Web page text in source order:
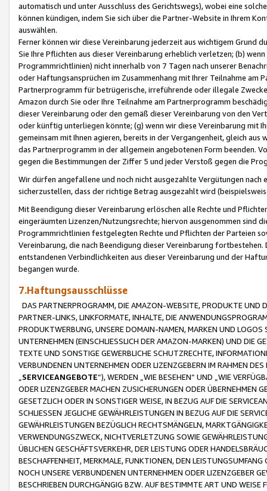
automatisch und unter Ausschluss des Gerichtswegs), wobei eine
können kündigen, indem Sie sich über die Partner-Website in Ihrem
auswählen.
Ferner können wir diese Vereinbarung jederzeit aus wichtigem Grund
Sie Ihre Pflichten aus dieser Vereinbarung erheblich verletzen; (b)
Programmrichtlinien) nicht innerhalb von 7 Tagen nach unserer
oder Haftungsansprüchen im Zusammenhang mit Ihrer Teilnahme am
Partnerprogramm für betrügerische, irreführende oder illegale
Amazon durch Sie oder Ihre Teilnahme am Partnerprogramm
dieser Vereinbarung oder den gemäß dieser Vereinbarung von den
oder künftig unterliegen könnte; (g) wenn wir diese Vereinbarung mit
gemeinsam mit Ihnen agieren, bereits in der Vergangenheit, gleich
das Partnerprogramm in der allgemein angebotenen Form beenden.
gegen die Bestimmungen der Ziffer 5 und jeder Verstoß gegen die
Wir dürfen angefallene und noch nicht ausgezahlte Vergütungen
sicherzustellen, dass der richtige Betrag ausgezahlt wird
Mit Beendigung dieser Vereinbarung erlöschen alle Rechte und
eingeräumten Lizenzen/Nutzungsrechte; hiervon ausgenommen sind
Programmrichtlinien festgelegten Rechte und Pflichten der Parteien
Vereinbarung, die nach Beendigung dieser Vereinbarung
entstandenen Verbindlichkeiten aus dieser Vereinbarung und der
begangen wurde.
7.Haftungsausschlüsse
DAS PARTNERPROGRAMM, DIE AMAZON-WEBSITE, PRODUKTE UND
PARTNER-LINKS, LINKFORMATE, INHALTE, DIE
PRODUKTWERBUNG, UNSERE DOMAIN-NAMEN, MARKEN UND
UNTERNEHMEN (EINSCHLIESSLICH DER AMAZON-MARKEN) UND DIE
TEXTE UND SONSTIGE GEWERBLICHE SCHUTZRECHTE,
VERBUNDENEN UNTERNEHMEN ODER LIZENZGEBERN IM RAHMEN
SERVICEANGEBOTE“), WERDEN „WIE BESEHEN“ UND „WIE
ODER LIZENZGEBER MACHEN ZUSICHERUNGEN ODER ÜBERNEHMEN
GESETZLICH ODER IN SONSTIGER WEISE, IN BEZUG AUF DIE
SCHLIESSEN JEGLICHE GEWÄHRLEISTUNGEN IN BEZUG AUF DIE
GEWÄHRLEISTUNGEN BEZÜGLICH RECHTSMÄNGELN,
VERWENDUNGSZWECK, NICHTVERLETZUNG SOWIE
ÜBLICHEN GESCHÄFTSVERKEHR, DER LEISTUNG ODER
BESCHAFFENHEIT, MERKMALE, FUNKTIONEN, DEN
NOCH UNSERE VERBUNDENEN UNTERNEHMEN ODER LIZENZGEBER
BESCHRIEBEN DURCHGÄNGIG BZW. AUF BESTIMMTE ART UND